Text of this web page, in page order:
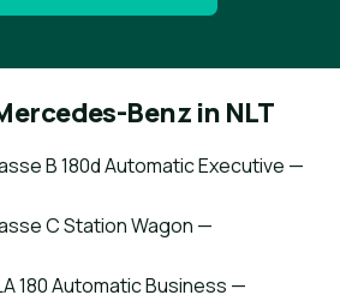
Benz in NLT
B 180d Automatic Executive —
C Station Wagon —
180 Automatic Business —